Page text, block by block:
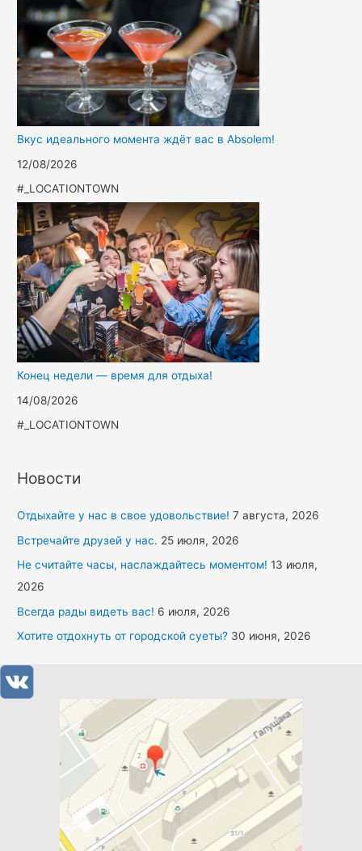
Вкус идеального момента ждёт вас в Absolem!
12/08/2026
#_LOCATIONTOWN
Конец недели — время для отдыха!
14/08/2026
#_LOCATIONTOWN
Новости
Отдыхайте у нас в свое удовольствие! 7 августа, 2026
Встречайте друзей у нас. 25 июля, 2026
Не считайте часы, наслаждайтесь моментом! 13 июля,
2026
Всегда рады видеть вас! 6 июля, 2026
Хотите отдохнуть от городской суеты? 30 июня, 2026